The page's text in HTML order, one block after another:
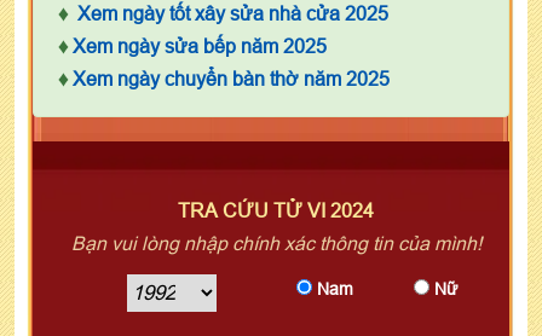
♦ Xem ngày tốt xây sửa nhà cửa 2025
♦ Xem ngày sửa bếp năm 2025
♦ Xem ngày chuyển bàn thờ năm 2025
TRA CỨU TỬ VI 2024
Bạn vui lòng nhập chính xác thông tin của mình!
Nam Nữ